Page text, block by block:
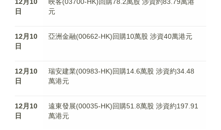
日
元
12月10
日
亞洲金融(00662-HK)回購10萬股 涉資40萬港元
12月10
日
瑞安建業(00983-HK)回購14.6萬股 涉資約34.48
萬港元
12月10
日
遠東發展(00035-HK)回購51.8萬股 涉資約197.91
萬港元